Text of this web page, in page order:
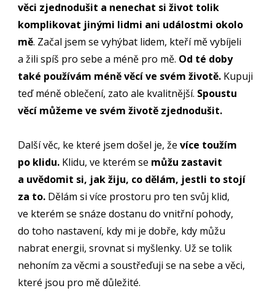
věci zjednodušit a nenechat si život tolik
komplikovat jinými lidmi ani událostmi okolo
mě. Začal jsem se vyhýbat lidem, kteří mě vybíjeli
a žili spíš pro sebe a méně pro mě. Od té doby
také používám méně věcí ve svém životě. Kupuji
teď méně oblečení, zato ale kvalitnější. Spoustu
věcí můžeme ve svém životě zjednodušit.
Další věc, ke které jsem došel je, že více toužím
po klidu. Klidu, ve kterém se můžu zastavit
a uvědomit si, jak žiju, co dělám, jestli to stojí
za to. Dělám si více prostoru pro ten svůj klid,
ve kterém se snáze dostanu do vnitřní pohody,
do toho nastavení, kdy mi je dobře, kdy můžu
nabrat energii, srovnat si myšlenky. Už se tolik
nehoním za věcmi a soustřeďuji se na sebe a věci,
které jsou pro mě důležité.